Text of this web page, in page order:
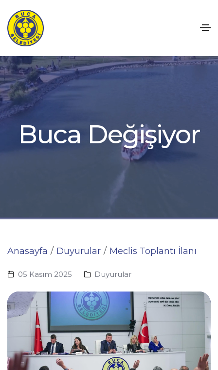
Buca Değişiyor
Anasayfa Duyurular Meclis Toplantı İlanı
05 Kasım 2025 Duyurular